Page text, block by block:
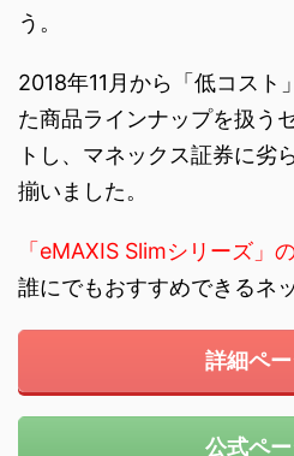
う。
2018年11月から「低コスト
た商品ラインナップを扱う
トし、マネックス証券に劣
揃いました。
「eMAXIS Slimシリーズ」
誰にでもおすすめできるネ
詳細ペ
公式ペ